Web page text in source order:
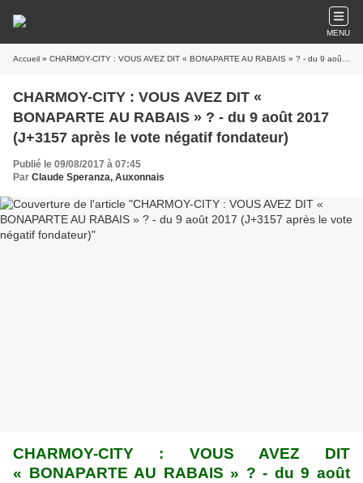
MENU
Accueil » CHARMOY-CITY : VOUS AVEZ DIT « BONAPARTE AU RABAIS » ? - du 9 août 2017 (J+3157 après le vote négatif fondateur)
CHARMOY-CITY : VOUS AVEZ DIT «
BONAPARTE AU RABAIS » ? - du 9 août 2017
(J+3157 après le vote négatif fondateur)
Publié le 09/08/2017 à 07:45
Par Claude Speranza, Auxonnais
CHARMOY-CITY : VOUS AVEZ DIT
« BONAPARTE AU RABAIS » ? - du 9 août